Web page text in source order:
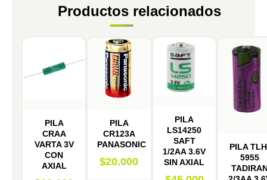
Productos relacionados
PILA
CRAA
VARTA 3V
CON
AXIAL
PILA
CR123A
PANASONIC
$20.000
PILA
LS14250
SAFT
1/2AA 3.6V
SIN AXIAL
PILA
5955